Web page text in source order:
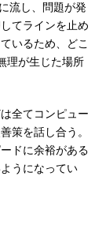
流し、問題が発
てラインを止め
いるため、どこ
理が生じた場所
全てコンピュー
策を話し合う。
ドに余裕がある
うになってい